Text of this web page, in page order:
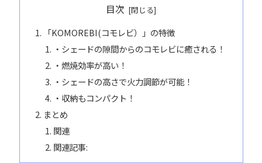
目次
「KOMOREBI(コモレビ）」の特徴
・シェードの隙間からのコモレビに癒される！
・燃焼効率が高い！
・シェードの高さで火力調節が可能！
・収納もコンパクト！
まとめ
関連
関連記事: